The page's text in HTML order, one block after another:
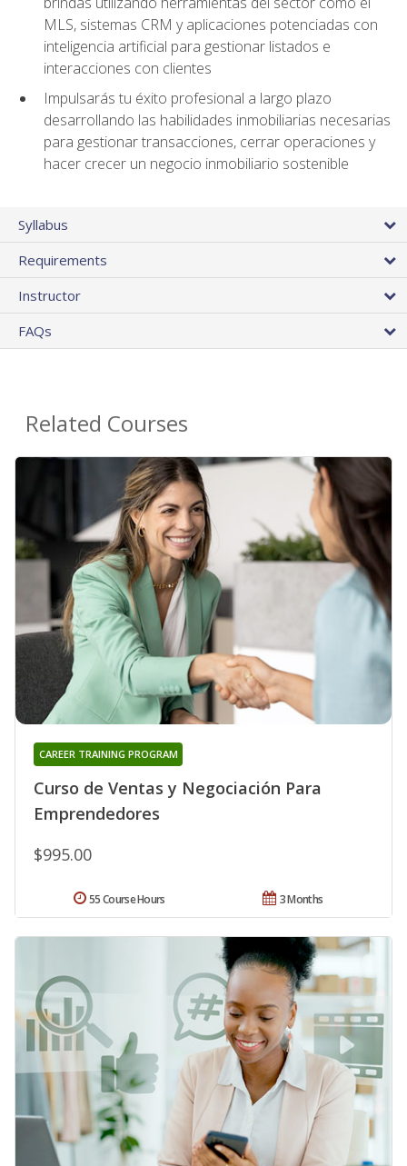
MLS, sistemas CRM y aplicaciones potenciadas con
inteligencia artificial para gestionar listados e
interacciones con clientes
Impulsarás tu éxito profesional a largo plazo
desarrollando las habilidades inmobiliarias necesarias
para gestionar transacciones, cerrar operaciones y
hacer crecer un negocio inmobiliario sostenible
Syllabus
Requirements
Instructor
FAQs
Related Courses
Curso de Ventas y Negociación Para
Emprendedores
CAREER TRAINING PROGRAM
$995.00
3 Months
55 Course Hours